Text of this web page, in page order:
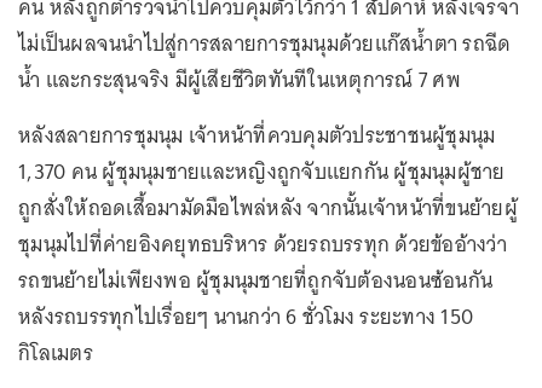
ไม่เป็นผลจนนำไปสู่การสลายการชุมนุมด้วยแก๊สน้ำตา รถฉีด
น้ำ และกระสุนจริง มีผู้เสียชีวิตทันทีในเหตุการณ์ 7 ศพ
หลังสลายการชุมนุม เจ้าหน้าที่ควบคุมตัวประชาชนผู้ชุมนุม
1,370 คน ผู้ชุมนุมชายและหญิงถูกจับแยกกัน ผู้ชุมนุมผู้ชาย
ถูกสั่งให้ถอดเสื้อมามัดมือไพล่หลัง จากนั้นเจ้าหน้าที่ขนย้ายผู้
ชุมนุมไปที่ค่ายอิงคยุทธบริหาร ด้วยรถบรรทุก ด้วยข้ออ้างว่า
รถขนย้ายไม่เพียงพอ ผู้ชุมนุมชายที่ถูกจับต้องนอนซ้อนกัน
หลังรถบรรทุกไปเรื่อยๆ นานกว่า 6 ชั่วโมง ระยะทาง 150
กิโลเมตร